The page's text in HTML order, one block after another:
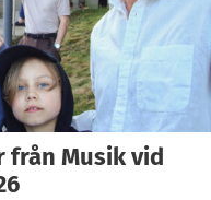
från Musik vid